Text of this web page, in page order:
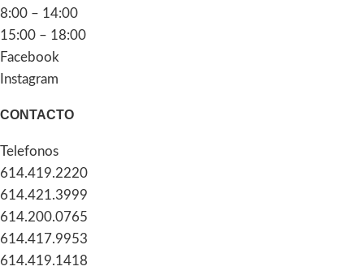
8:00 – 14:00
15:00 – 18:00
Facebook
Instagram
CONTACTO
Telefonos
614.419.2220
614.421.3999
614.200.0765
614.417.9953
614.419.1418